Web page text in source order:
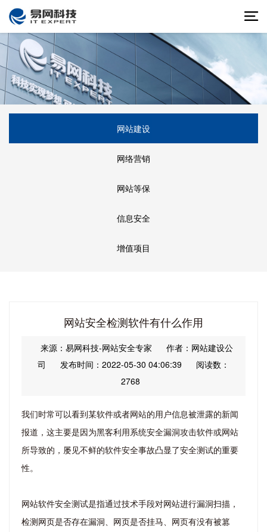
网站建设
网络营销
网站等保
信息安全
增值项目
网站安全检测软件有什么作用
来源：易网科技-网站安全专家
作者：网站建设公
司
发布时间：2022-05-30 04:06:39
阅读数：
2768
我们时常可以看到某软件或者网站的用户信息被泄露的新闻
报道，这主要是因为黑客利用系统安全漏洞攻击软件或网站
所导致的，屡见不鲜的软件安全事故凸显了安全测试的重要
性。
网站软件安全测试是指通过技术手段对网站进行漏洞扫描，
检测网页是否存在漏洞、网页是否挂马、网页有没有被篡